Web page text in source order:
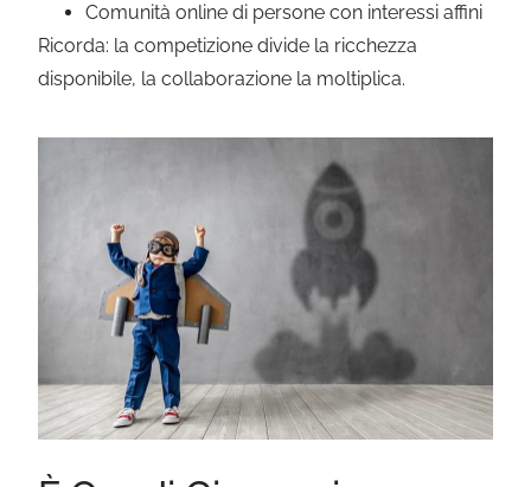
Comunità online di persone con interessi affini
Ricorda: la competizione divide la ricchezza
disponibile, la collaborazione la moltiplica.